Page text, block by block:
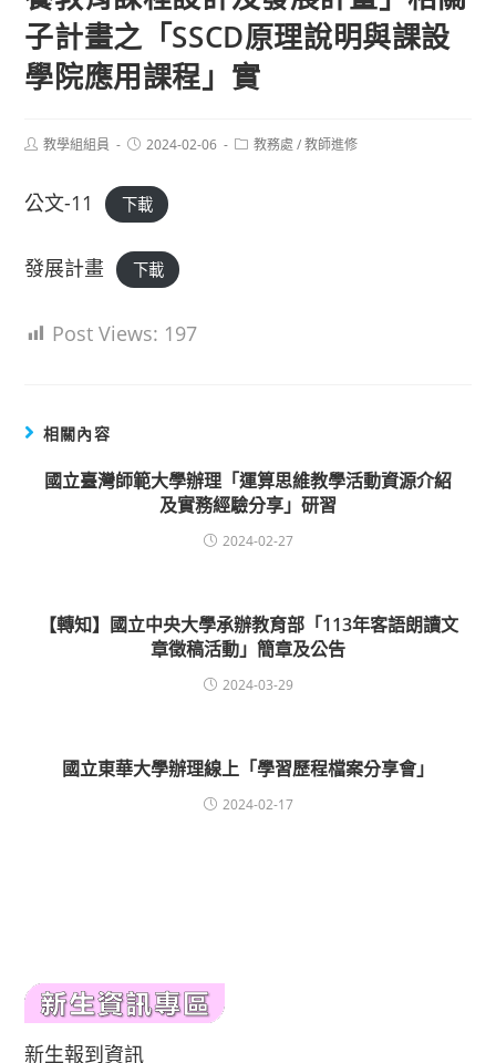
子計畫之「SSCD原理說明與課設
學院應用課程」實
Post教學組組員
Post2024-02-06
Post教務處 / 教師進修
公文-11 下載
發展計畫 下載
Post Views: 197
相關內容
國立臺灣師範大學辦理「運算思維教學活動資源介紹
及實務經驗分享」研習
2024-02-27
【轉知】國立中央大學承辦教育部「113年客語朗讀文
章徵稿活動」簡章及公告
2024-03-29
國立東華大學辦理線上「學習歷程檔案分享會」
2024-02-17
新生報到資訊